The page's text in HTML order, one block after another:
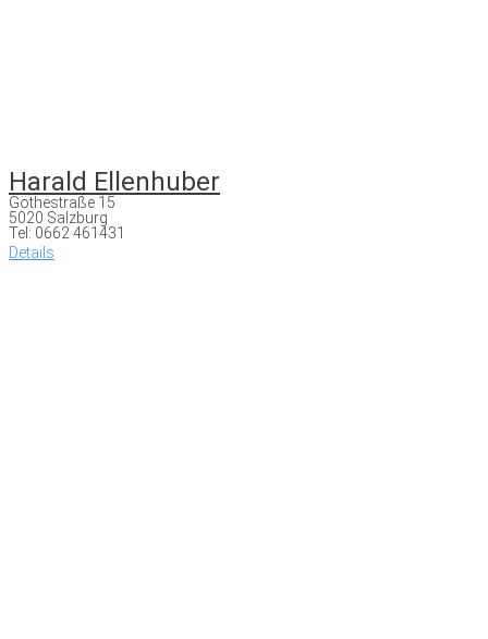
Harald Ellenhuber
Göthestraße 15
5020 Salzburg
Tel: 0662 461431
Details